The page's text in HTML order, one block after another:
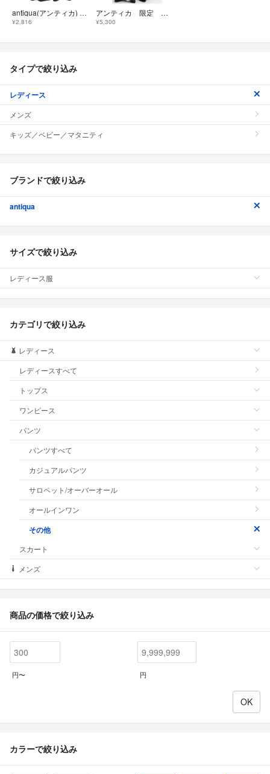
antiqua(アンティカ) フロントタック ツイルパンツ レディース パンツ
¥2,816
アンティカ 限定 花柄 ボタニカル ワイドパンツ
¥5,300
タイプで絞り込み
レディース
メンズ
キッズ／ベビー／マタニティ
ブランドで絞り込み
antiqua
サイズで絞り込み
レディース服
カテゴリで絞り込み
レディース
レディースすべて
トップス
ワンピース
パンツ
パンツすべて
カジュアルパンツ
サロペット/オーバーオール
オールインワン
その他
スカート
メンズ
商品の価格で絞り込み
円〜 円
カラーで絞り込み